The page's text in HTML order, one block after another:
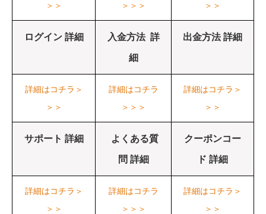
＞＞
＞＞＞
＞＞
ログイン 詳細 入金方法 詳
細
出金方法 詳細
詳細はコチラ＞
＞＞
詳細はコチラ
＞＞＞
詳細はコチラ＞
＞＞
サポート 詳細 よくある質
問 詳細
クーポンコー
ド 詳細
詳細はコチラ＞
＞＞
詳細はコチラ
＞＞＞
詳細はコチラ＞
＞＞